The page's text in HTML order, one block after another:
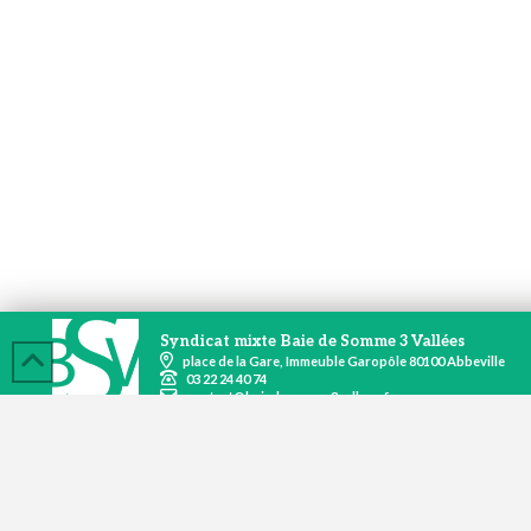
Syndicat mixte Baie de Somme 3 Vallées
place de la Gare, Immeuble Garopôle 80100 Abbeville
03 22 24 40 74
contact@baiedesomme3vallees.fr